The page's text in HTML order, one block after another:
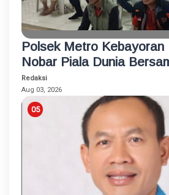
Polsek Metro Kebayoran
Nobar Piala Dunia
Pererat Silaturahmi dan
Kamtibmas
Redaksi
Aug 03, 2026